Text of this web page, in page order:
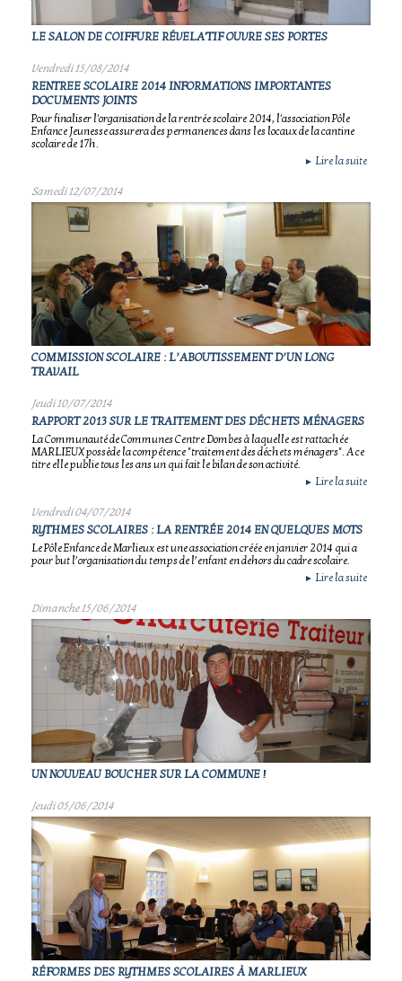
LE SALON DE COIFFURE RÉVELA'TIF OUVRE SES PORTES
Vendredi 15/08/2014
RENTREE SCOLAIRE 2014 INFORMATIONS IMPORTANTES
DOCUMENTS JOINTS
Pour finaliser l'organisation de la rentrée scolaire 2014, l'association Pôle
Enfance Jeunesse assurera des permanences dans les locaux de la cantine
scolaire de 17h.
► Lire la suite
Samedi 12/07/2014
COMMISSION SCOLAIRE : L’ABOUTISSEMENT D’UN LONG
TRAVAIL
Jeudi 10/07/2014
RAPPORT 2013 SUR LE TRAITEMENT DES DÉCHETS MÉNAGERS
La Communauté de Communes Centre Dombes à laquelle est rattachée
MARLIEUX possède la compétence "traitement des déchets ménagers". A ce
titre elle publie tous les ans un qui fait le bilan de son activité.
► Lire la suite
Vendredi 04/07/2014
RYTHMES SCOLAIRES : LA RENTRÉE 2014 EN QUELQUES MOTS
Le Pôle Enfance de Marlieux est une association créée en janvier 2014 qui a
pour but l’organisation du temps de l’enfant en dehors du cadre scolaire.
► Lire la suite
Dimanche 15/06/2014
UN NOUVEAU BOUCHER SUR LA COMMUNE !
Jeudi 05/06/2014
RÉFORMES DES RYTHMES SCOLAIRES À MARLIEUX